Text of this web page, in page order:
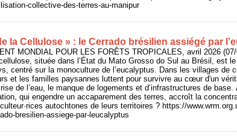
collective-des-terres-au-manipur
la Cellulose » : le Cerrado brésilien assiégé par
MONDIAL POUR LES FORÊTS TROPICALES, avril 2026 (07/
située dans l’État du Mato Grosso do Sul au Brésil, est
centré sur la monoculture de l’eucalyptus. Dans les villages de
et les familles paysannes luttent pour survivre au cœur d'un
de l’eau, le manque de logements et d’infrastructures de
qui engendre un accaparement des terres, accroît la
autochtones de leurs territoires ? https://
bresilien-assiege-par-leucalyptus